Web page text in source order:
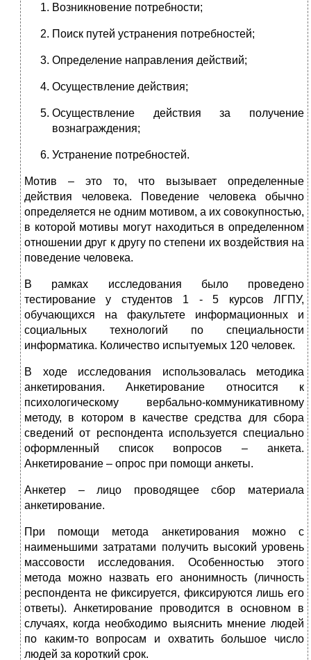
Возникновение потребности;
Поиск путей устранения потребностей;
Определение направления действий;
Осуществление действия;
Осуществление действия за получение
вознаграждения;
Устранение потребностей.
Мотив – это то, что вызывает определенные
действия человека. Поведение человека обычно
определяется не одним мотивом, а их совокупностью,
в которой мотивы могут находиться в определенном
отношении друг к другу по степени их воздействия на
поведение человека.
В рамках исследования было проведено
тестирование у студентов 1 - 5 курсов ЛГПУ,
обучающихся на факультете информационных и
социальных технологий по специальности
информатика. Количество испытуемых 120 человек.
В ходе исследования использовалась методика
анкетирования. Анкетирование относится к
психологическому вербально-коммуникативному
методу, в котором в качестве средства для сбора
сведений от респондента используется специально
оформленный список вопросов – анкета.
Анкетирование – опрос при помощи анкеты.
Анкетер – лицо проводящее сбор материала
анкетирование.
При помощи метода анкетирования можно с
наименьшими затратами получить высокий уровень
массовости исследования. Особенностью этого
метода можно назвать его анонимность (личность
респондента не фиксируется, фиксируются лишь его
ответы). Анкетирование проводится в основном в
случаях, когда необходимо выяснить мнение людей
по каким-то вопросам и охватить большое число
людей за короткий срок.